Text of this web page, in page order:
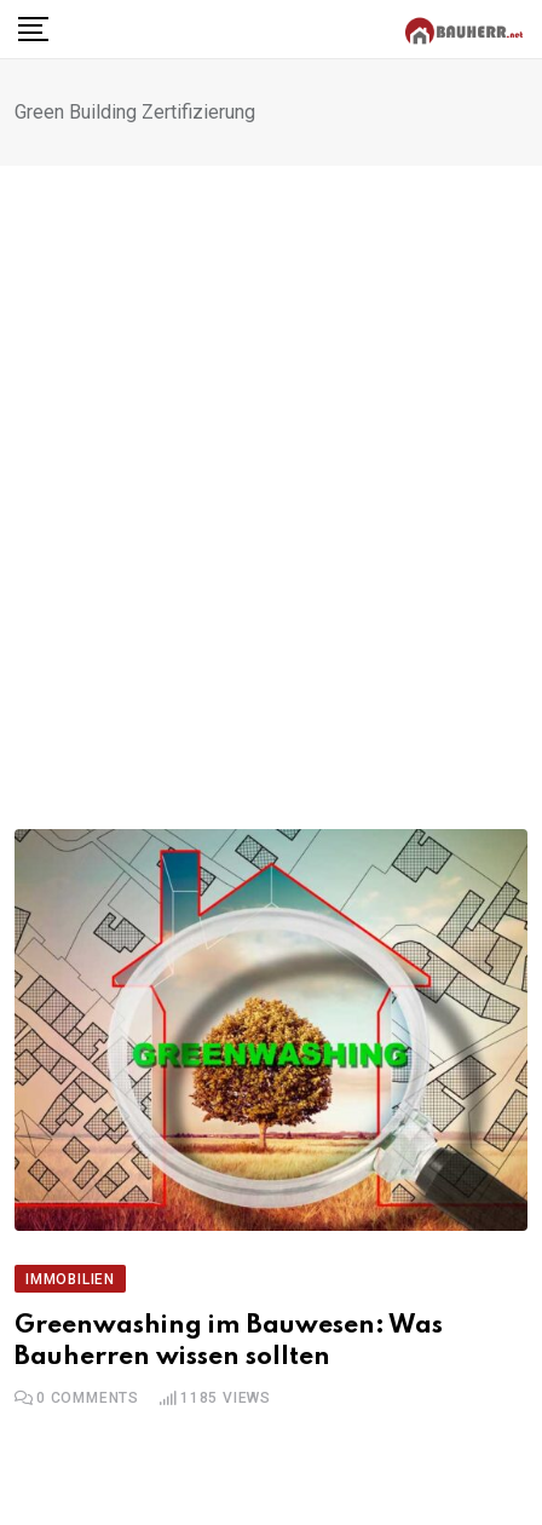
Skip
Green Building Zertifizierung
IMMOBILIEN
Greenwashing im Bauwesen: Was
Bauherren wissen sollten
0 COMMENTS 1185 VIEWS